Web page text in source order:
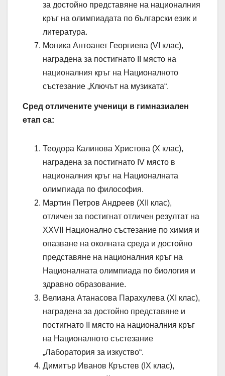
за достойно представяне на националния
кръг на олимпиадата по български език и
литература.
Моника Антоанет Георгиева (VI клас),
наградена за постигнато II място на
националния кръг на Националното
състезание „Ключът на музиката“.
Сред отличените ученици в гимназиален
етап са:
Теодора Калинова Христова (X клас),
наградена за постигнато IV място в
националния кръг на Националната
олимпиада по философия.
Мартин Петров Андреев (XII клас),
отличен за постигнат отличен резултат на
XXVII Национално състезание по химия и
опазване на околната среда и достойно
представяне на националния кръг на
Националната олимпиада по биология и
здравно образование.
Велиана Атанасова Парахулева (XI клас),
наградена за достойно представяне и
постигнато II място на националния кръг
на Националното състезание
„Лаборатория за изкуство“.
Димитър Иванов Кръстев (IX клас),